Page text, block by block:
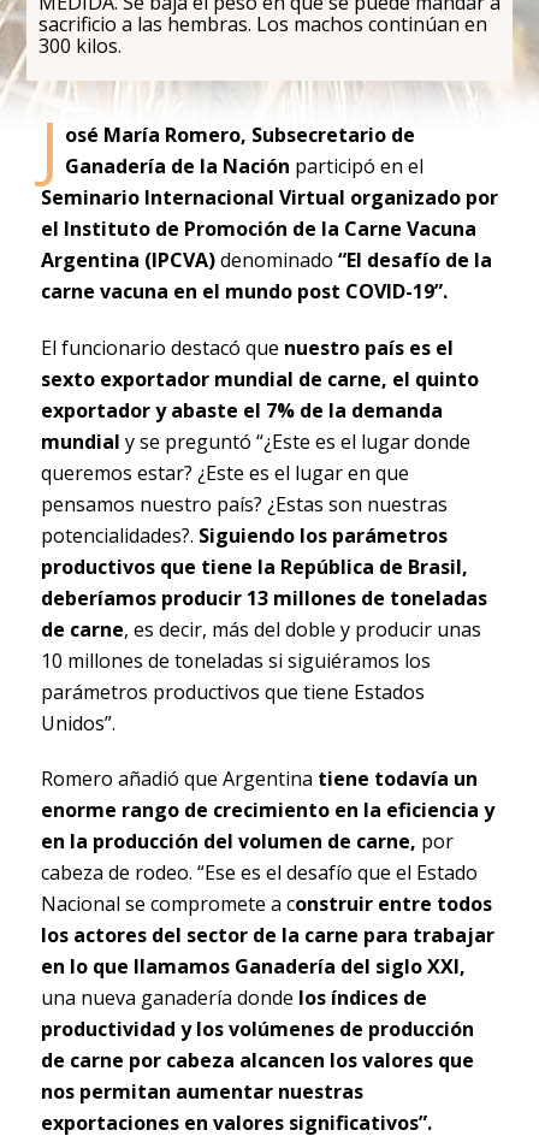
sacrificio a las hembras. Los machos continúan en
300 kilos.
J osé María Romero, Subsecretario de
Ganadería de la Nación participó en el
Seminario Internacional Virtual organizado por
el Instituto de Promoción de la Carne Vacuna
Argentina (IPCVA)denominado “El desafío de la
carne vacuna en el mundo post COVID-19”.
El funcionario destacó que nuestro país es el
sexto exportador mundial de carne, el quinto
exportador y abaste el 7% de la demanda
mundial y se preguntó “¿Este es el lugar donde
queremos estar? ¿Este es el lugar en que
pensamos nuestro país? ¿Estas son nuestras
potencialidades?. Siguiendo los parámetros
productivos que tiene la República de Brasil,
deberíamos producir 13 millones de toneladas
de carne, es decir, más del doble y producir unas
10 millones de toneladas si siguiéramos los
parámetros productivos que tiene Estados
Unidos”.
Romero añadió que Argentina tiene todavía un
enorme rango de crecimiento en la eficiencia y
en la producción del volumen de carne, por
cabeza de rodeo. “Ese es el desafío que el Estado
Nacional se compromete a construir entre todos
los actores del sector de la carne para trabajar
en lo que llamamos Ganadería del siglo XXI,
una nueva ganadería donde los índices de
productividad y los volúmenes de producción
de carne por cabeza alcancen los valores que
nos permitan aumentar nuestras
exportaciones en valores significativos”.